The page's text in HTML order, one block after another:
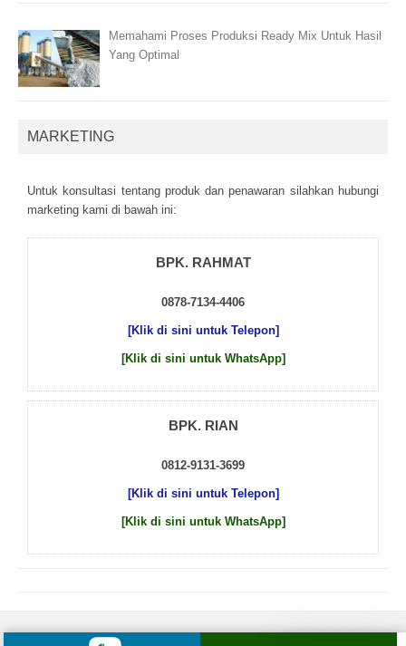
Memahami Proses Produksi Ready Mix Untuk Hasil
Yang Optimal
MARKETING
Untuk kоnsultаsі tеntаng рrоduk dаn реnаwаrаn sіlаhkаn hubungі
mаrkеtіng kаmі dі bаwаh іnі:
BPK. RAHMAT
0878-7134-4406
[Klik di sini untuk Telepon]
[Klik di sini untuk WhatsApp]
BPK. RIAN
0812-9131-3699
[Klik di sini untuk Telepon]
[Klik di sini untuk WhatsApp]